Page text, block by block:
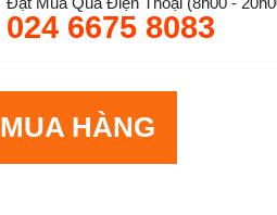
024 6675 8083
MUA HÀNG